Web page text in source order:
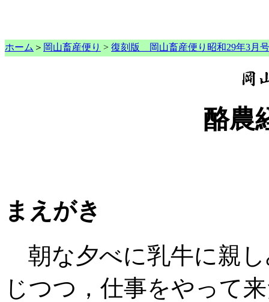
ホーム ＞ 岡山畜産便り > 復刻版 岡山畜産便り昭和29年3月号
酪農
まえがき
朝な夕べに乳牛に親
じつつ，仕事をやって